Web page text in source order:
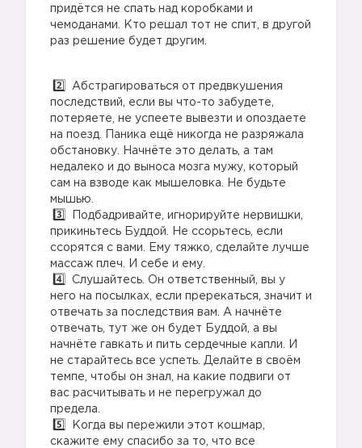
придётся не спать над коробками и
чемоданами. Кто решал тот не спит, в другой
раз решение будет другим.
Абстрагироваться от предвкушения
последствий, если вы что-то забудете,
потеряете, не успеете вывезти и опоздаете
на поезд. Паника ещё никогда не разряжала
обстановку. Начнёте это делать, а там
недалеко и до выноса мозга мужу, который
сам на взводе как мышеловка. Не будьте
мышью.
Подбадривайте, игнорируйте нервишки,
прикиньтесь Буддой. Не ссорьтесь, если
ссорятся с вами. Ему тяжко, сделайте лучше
массаж плеч. И себе и ему.
Слушайтесь. Он ответственный, вы у
него на посылках, если пререкаться, значит и
отвечать за последствия вам. А начнёте
отвечать, тут же он будет Буддой, а вы
начнёте гавкать и пить сердечные капли. И
не старайтесь все успеть. Делайте в своём
темпе, чтобы он знал, на какие подвиги от
вас расчитывать и не перегружал до
предела.
Когда вы пережили этот кошмар,
скажите ему спасибо за то, что все